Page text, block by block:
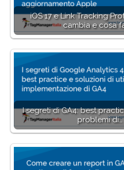
iOS 17 e Link Tracking
cambia e cosa
I segreti di GA4: best
problemi di…